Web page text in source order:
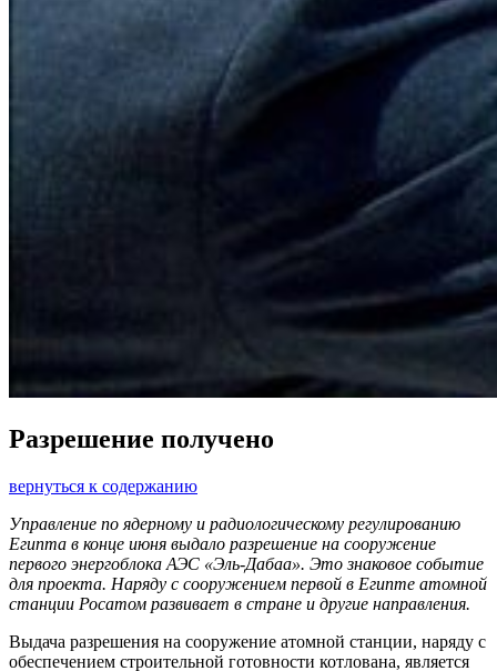
Разрешение получено
вернуться к содержанию
Управление по ядерному и радиологическому регулированию
Египта в конце июня выдало разрешение на сооружение
первого энергоблока АЭС «Эль-Дабаа». Это знаковое событие
для проекта. Наряду с сооружением первой в Египте атомной
станции Росатом развивает в стране и другие направления.
Выдача разрешения на сооружение атомной станции, наряду с
обеспечением строительной готовности котлована, является